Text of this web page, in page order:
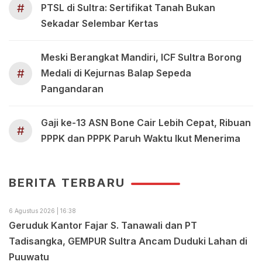
#
PTSL di Sultra: Sertifikat Tanah Bukan
Sekadar Selembar Kertas
#
Meski Berangkat Mandiri, ICF Sultra Borong
Medali di Kejurnas Balap Sepeda
Pangandaran
#
Gaji ke-13 ASN Bone Cair Lebih Cepat, Ribuan
PPPK dan PPPK Paruh Waktu Ikut Menerima
BERITA TERBARU
6 Agustus 2026 | 16:38
Geruduk Kantor Fajar S. Tanawali dan PT
Tadisangka, GEMPUR Sultra Ancam Duduki Lahan di
Puuwatu